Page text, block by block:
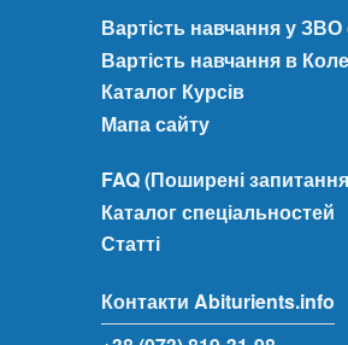
Вартість навчання у
Вартість навчання в
Каталог Курсів
Мапа сайту
FAQ (Поширені
Каталог спеціальностей
Статті
Контакти Abiturients.info